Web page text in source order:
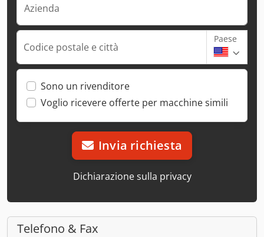
Azienda
Codice postale e città
Paese
Sono un rivenditore
Voglio ricevere offerte per macchine simili
Invia richiesta
Dichiarazione sulla privacy
Telefono & Fax